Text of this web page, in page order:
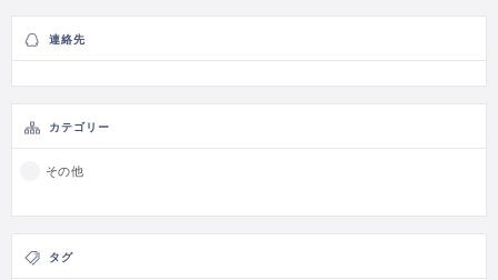
連絡先
カテゴリー
その他
タグ